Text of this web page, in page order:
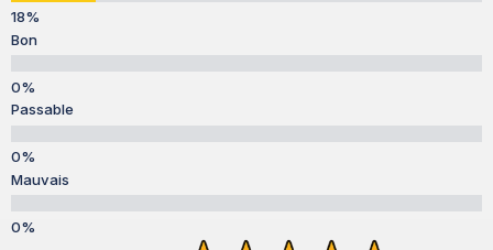
Bon
Passable
Mauvais